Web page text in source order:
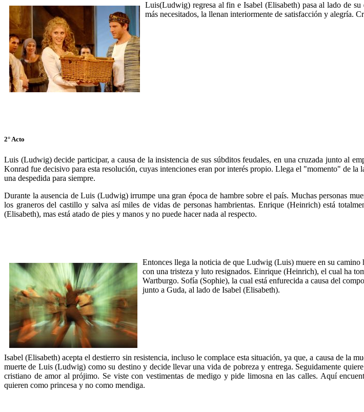
Luis(Ludwig) regresa al fin e Isabel (Elisabeth) pasa al lado de
más necesitados, la llenan interiormente de satisfacción y alegría.
2° Acto
Luis (Ludwig) decide participar, a causa de la insistencia de sus súbditos feudales, en una cruzada junto al
Konrad fue decisivo para esta resolución, cuyas intenciones eran por interés propio. Llega el "momento" de la
una despedida para siempre.
Durante la ausencia de Luis (Ludwig) irrumpe una gran época de hambre sobre el país. Muchas personas
los graneros del castillo y salva así miles de vidas de personas hambrientas. Enrique (Heinrich) está
(Elisabeth), mas está atado de pies y manos y no puede hacer nada al respecto.
Entonces llega la noticia de que Ludwig (Luis) muere en su camino
con una tristeza y luto resignados. Einrique (Heinrich), el cual ha
Wartburgo. Sofía (Sophie), la cual está enfurecida a causa del
junto a Guda, al lado de Isabel (Elisabeth).
Isabel (Elisabeth) acepta el destierro sin resistencia, incluso le complace esta situación, ya que, a causa de la
muerte de Luis (Ludwig) como su destino y decide llevar una vida de pobreza y entrega. Seguidamente
cristiano de amor al prójimo. Se viste con vestimentas de medigo y pide limosna en las calles. Aquí
quieren como princesa y no como mendiga.